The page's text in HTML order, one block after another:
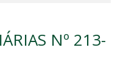
Nº 213-